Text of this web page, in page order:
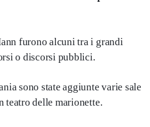
furono alcuni tra i grandi
o discorsi pubblici.
sono state aggiunte varie sale
teatro delle marionette.